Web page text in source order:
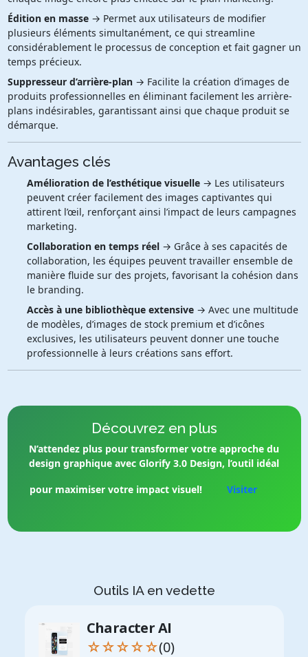
Édition en masse→ Permet aux utilisateurs de modifier
plusieurs éléments simultanément, ce qui streamline
considérablement le processus de conception et fait gagner un
temps précieux.
Suppresseur d’arrière-plan→ Facilite la création d’images de
produits professionnelles en éliminant facilement les arrière-
plans indésirables, garantissant ainsi que chaque produit se
démarque.
Avantages clés
Amélioration de l’esthétique visuelle→ Les utilisateurs
peuvent créer facilement des images captivantes qui
attirent l’œil, renforçant ainsi l’impact de leurs campagnes
marketing.
Collaboration en temps réel→ Grâce à ses capacités de
collaboration, les équipes peuvent travailler ensemble de
manière fluide sur des projets, favorisant la cohésion dans
le branding.
Accès à une bibliothèque extensive→ Avec une multitude
de modèles, d’images de stock premium et d’icônes
exclusives, les utilisateurs peuvent donner une touche
professionnelle à leurs créations sans effort.
Découvrez en plus
N’attendez plus pour transformer votre approche du
design graphique avec Glorify 3.0 Design, l’outil idéal
pour maximiser votre impact visuel!
Visiter
Outils IA en vedette
Character AI
☆☆☆☆☆(0)